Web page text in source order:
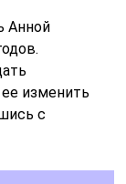
Анной
изменить
с